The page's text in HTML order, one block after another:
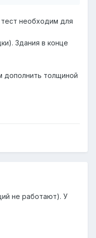
необходим для
Здания в конце
дополнить толщиной
не работают). У